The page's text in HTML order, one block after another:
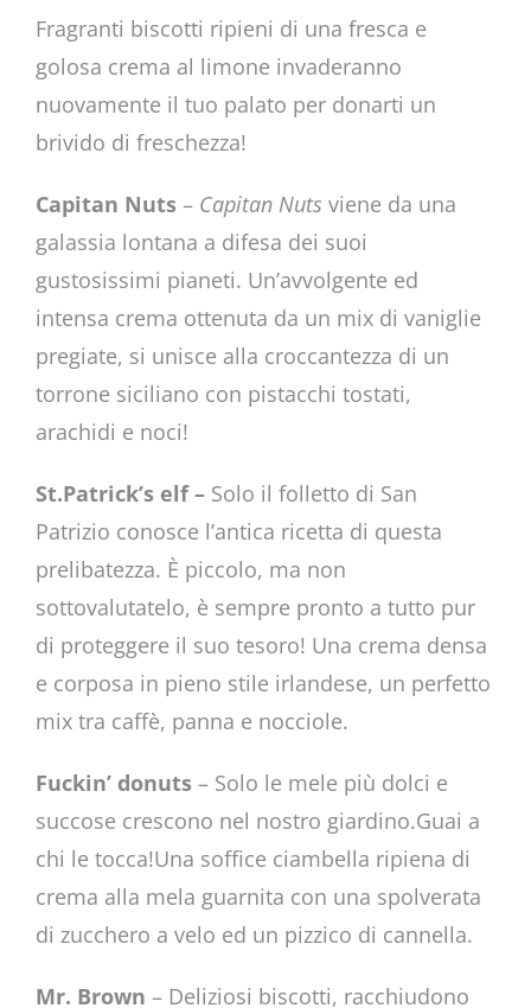
Fragranti biscotti ripieni di una fresca e
golosa crema al limone invaderanno
nuovamente il tuo palato per donarti un
brivido di freschezza!
Capitan Nuts – Capitan Nuts viene da una
galassia lontana a difesa dei suoi
gustosissimi pianeti. Un’avvolgente ed
intensa crema ottenuta da un mix di vaniglie
pregiate, si unisce alla croccantezza di un
torrone siciliano con pistacchi tostati,
arachidi e noci!
St.Patrick’s elf – Solo il folletto di San
Patrizio conosce l’antica ricetta di questa
prelibatezza. È piccolo, ma non
sottovalutatelo, è sempre pronto a tutto pur
di proteggere il suo tesoro! Una crema densa
e corposa in pieno stile irlandese, un perfetto
mix tra caffè, panna e nocciole.
Fuckin’ donuts – Solo le mele più dolci e
succose crescono nel nostro giardino.Guai a
chi le tocca!Una soffice ciambella ripiena di
crema alla mela guarnita con una spolverata
di zucchero a velo ed un pizzico di cannella.
Mr. Brown – Deliziosi biscotti, racchiudono